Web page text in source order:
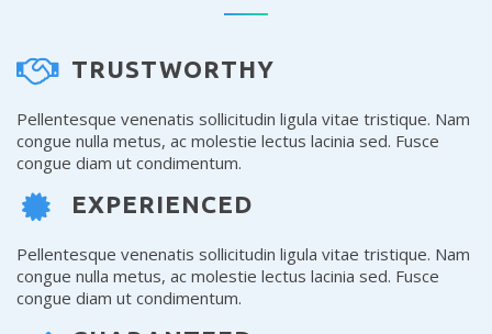
TRUSTWORTHY
Pellentesque venenatis sollicitudin ligula vitae tristique. Nam
congue nulla metus, ac molestie lectus lacinia sed. Fusce
congue diam ut condimentum.
EXPERIENCED
Pellentesque venenatis sollicitudin ligula vitae tristique. Nam
congue nulla metus, ac molestie lectus lacinia sed. Fusce
congue diam ut condimentum.